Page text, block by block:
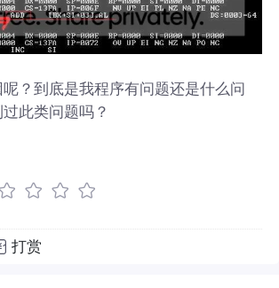
？到底是我程序有问题还是什么问
此类问题吗？
打赏